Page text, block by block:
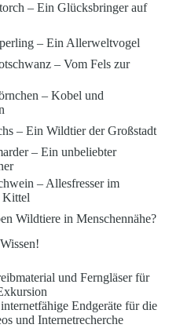
– Ein Glücksbringer auf
– Ein Allerweltvogel
– Vom Fels zur
– Kobel und
– Ein Wildtier der Großstadt
– Ein unbeliebter
– Allesfresser im
Kittel
Wildtiere in Menschennähe?
und Ferngläser für
Endgeräte für die
und Internetrecherche